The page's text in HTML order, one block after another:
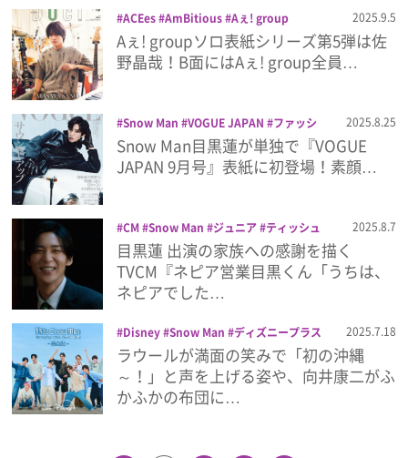
プライバシーポリシー
利用規約
お問い合わせ
ACEes AmBitious Aぇ! group
B&ZAI Boys be Duet KEY TO LIT
SixTONES
Snow Man timelesz
Travis Japan ジェシー ジュニア デ
2025.9.5
Aぇ! groupソロ表紙シリーズ第5弾は佐
野晶哉！B面にはAぇ! group全員…
Snow Man VOGUE JAPAN
ファッシ
ョン誌
目黒蓮 雑誌
2025.8.25
Snow Man目黒蓮が単独で『VOGUE
JAPAN 9月号』表紙に初登場！素顔…
CM Snow Man ジュニア
ティッシュ
ネピア
ネピア営業目黒くん 宮岡大愛
目黒蓮
贈るネピア
2025.8.7
目黒蓮 出演の家族への感謝を描く
TVCM『ネピア営業目黒くん「うちは、
ネピアでした…
Disney Snow Man
ディズニープラス
トラベル・ドキュメンタリー ラウール
佐久間大介
向井康二 宮舘涼太
岩本
照
旅する Snow Man 深澤辰哉 渡辺翔
太 目黒蓮 阿部亮平
2025.7.18
ラウールが満面の笑みで「初の沖縄
～！」と声を上げる姿や、向井康二がふ
かふかの布団に…